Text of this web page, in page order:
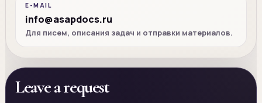
E-MAIL
info@asapdocs.ru
Для писем, описания задач и отправки материалов.
Leave a request